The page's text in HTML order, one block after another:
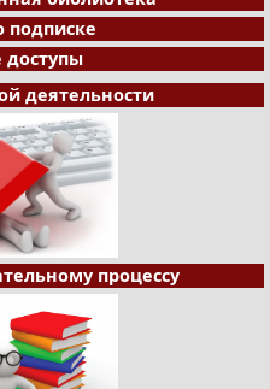
подписке
доступы
деятельности
процессу